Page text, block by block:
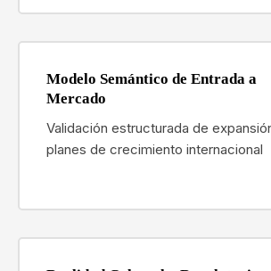
Modelo Semántico de Entrada a
Mercado
Validación estructurada de
planes de crecimiento internacional